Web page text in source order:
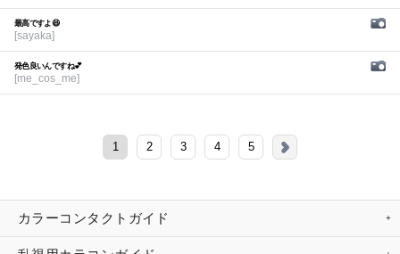
最高ですよ😆
[sayaka]
発色良いんですね💕︎
[me_cos_me]
1 2 3 4 5
カラーコンタクトガイド